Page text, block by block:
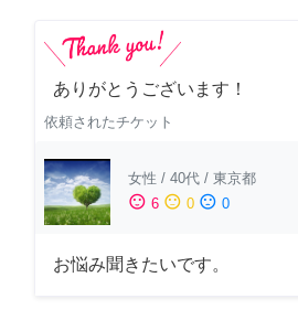
ありがとうございます！
依頼されたチケット
女性 / 40代 / 東京都
sentiment_satisfied 6 sentiment_neutral 0 sentiment_dissatisfied 0
お悩み聞きたいです。